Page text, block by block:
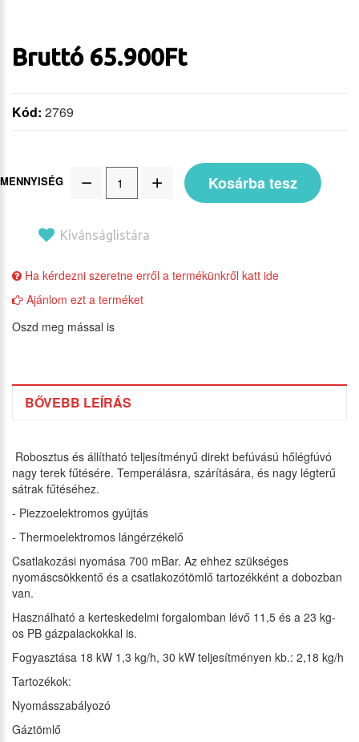
Bruttó 65.900Ft
Kód: 2769
MENNYISÉG Kosárba tesz
Kívánságlistára
Ha kérdezni szeretne erről a termékünkről katt ide
Ajánlom ezt a terméket
Oszd meg mással is
BŐVEBB LEÍRÁS
Robosztus és állítható teljesítményű direkt befúvású hőlégfúvó
nagy terek fűtésére. Temperálásra, szárítására, és nagy légterű
sátrak fűtéséhez.
- Piezzoelektromos gyújtás
- Thermoelektromos lángérzékelő
Csatlakozási nyomása 700 mBar. Az ehhez szükséges
nyomáscsökkentő és a csatlakozótömlő tartozékként a dobozban
van.
Használható a kerteskedelmi forgalomban lévő 11,5 és a 23 kg-
os PB gázpalackokkal is.
Fogyasztása 18 kW 1,3 kg/h, 30 kW teljesítményen kb.: 2,18 kg/h
Tartozékok:
Nyomásszabályozó
Gáztömlő